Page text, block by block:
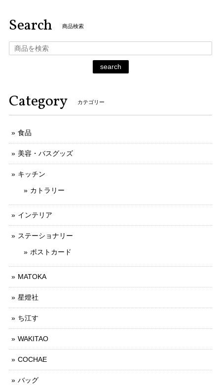
Search 商品検索
search
Category カテゴリー
食品
美容・バスグッズ
キッチン
カトラリー
インテリア
ステーショナリー
ポストカード
MATOKA
星燈社
ち江す
WAKITAO
COCHAE
バッグ